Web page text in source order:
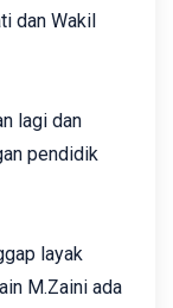
dan Wakil
lagi dan
pendidik
layak
M.Zaini ada